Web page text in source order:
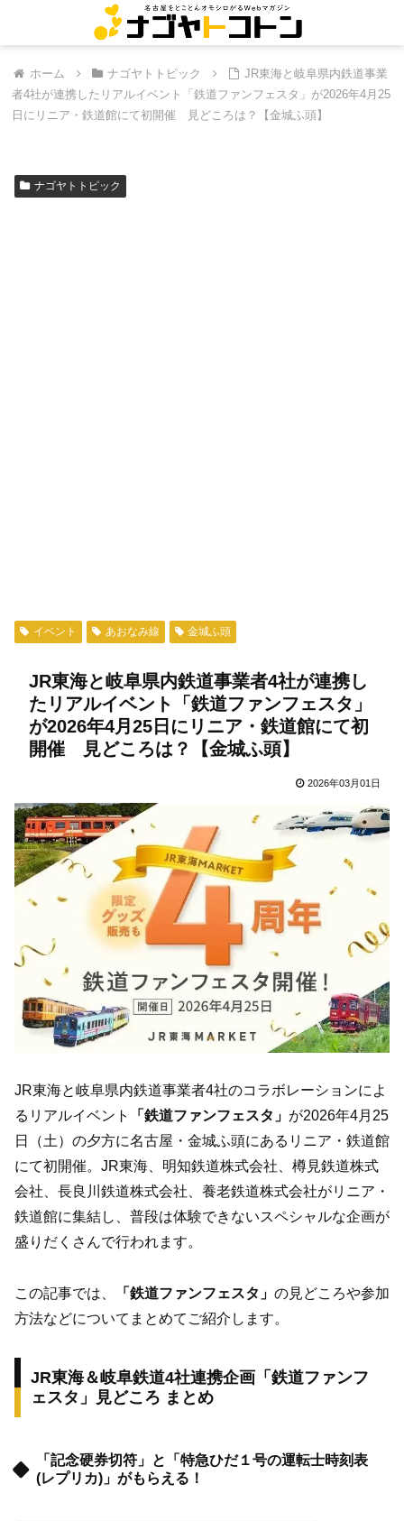
ホーム ナゴヤトトピック
JR東海と岐阜県内鉄道事業
者4社が連携したリアルイベント「鉄道ファンフェスタ」が2026年4月25
日にリニア・鉄道館にて初開催 見どころは？【金城ふ頭】
ナゴヤトトピック
イベント あおなみ線 金城ふ頭
JR東海と岐阜県内鉄道事業者4社が連携し
たリアルイベント「鉄道ファンフェスタ」
が2026年4月25日にリニア・鉄道館にて初
開催 見どころは？【金城ふ頭】
2026年03月01日
JR東海と岐阜県内鉄道事業者4社のコラボレーションによ
るリアルイベント
「鉄道ファンフェスタ」 が2026年4月25
日（土）の夕方に名古屋・金城ふ頭にあるリニア・鉄道館
にて初開催。JR東海、明知鉄道株式会社、樽見鉄道株式
会社、長良川鉄道株式会社、養老鉄道株式会社がリニア・
鉄道館に集結し、普段は体験できないスペシャルな企画が
盛りだくさんで行われます。
この記事では、 「鉄道ファンフェスタ」 の見どころや参加
方法などについてまとめてご紹介します。
JR東海＆岐阜鉄道4社連携企画「鉄道ファンフ
ェスタ」見どころ まとめ
「記念硬券切符」と「特急ひだ１号の運転士時刻表
(レプリカ)」がもらえる！